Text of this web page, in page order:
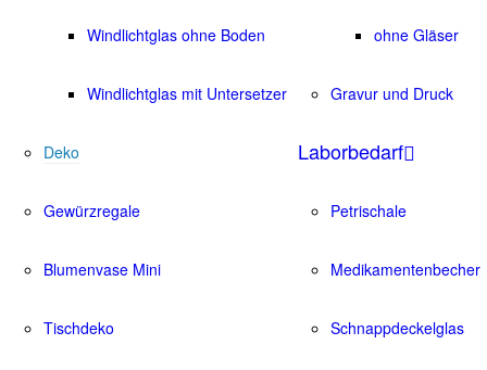
Windlichtglas ohne Boden
Windlichtglas mit Untersetzer
Deko
Gewürzregale
Blumenvase Mini
Tischdeko
ohne Gläser
Gravur und Druck
Laborbedarf
Petrischale
Medikamentenbecher
Schnappdeckelglas